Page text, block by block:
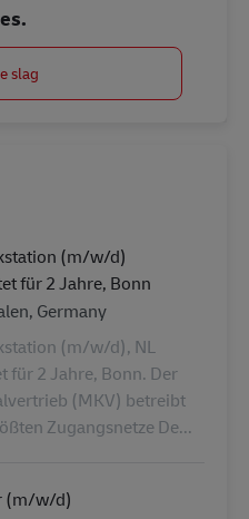
slag
(m/w/d)
für 2 Jahre, Bonn
Germany
(m/w/d), NL
2 Jahre, Bonn. Der
(MKV) betreibt
Zugangsnetze De...
(m/w/d)